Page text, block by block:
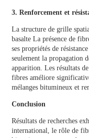
3. Renforcement et
La structure de grille
basalteLa présence de
ses propriétés de
seulement la propagation
apparition. Les résultats
fibres améliore
mélanges bitumineux et
Conclusion
Résultats de recherches
international, le rôle de